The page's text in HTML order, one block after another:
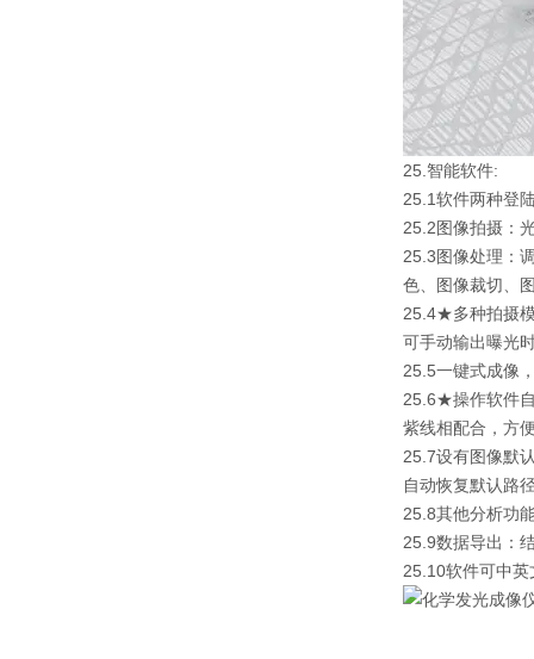
25.智能软件:
25.1软件两种登
25.2图像拍摄：
25.3图像处理：
色、图像裁切、
25.4★多种拍摄
可手动输出曝光
25.5一键式成像
25.6★操作软件
紫线相配合，方
25.7设有图像默
自动恢复默认路
25.8其他分析功
25.9数据导出：
25.10软件可中